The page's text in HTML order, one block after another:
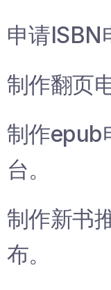
申请ISBN
制作翻页
制作epub
台。
制作新书
布。